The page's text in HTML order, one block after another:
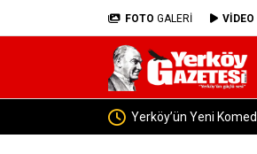
FOTO GALERİ VİDEO